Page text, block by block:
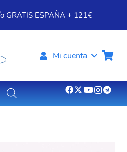
GRATIS ESPAÑA + 121€
Mi cuenta